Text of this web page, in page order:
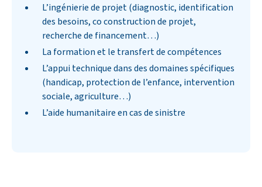
L’ingénierie de projet (diagnostic, identification
des besoins, co construction de projet,
recherche de financement…)
La formation et le transfert de compétences
L’appui technique dans des domaines spécifiques
(handicap, protection de l’enfance, intervention
sociale, agriculture…)
L’aide humanitaire en cas de sinistre